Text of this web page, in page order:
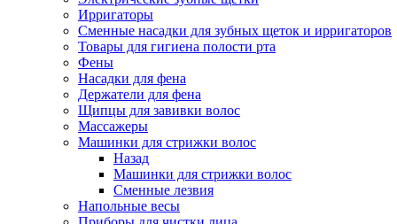
Ирригаторы
Сменные насадки для зубных щеток и ирригаторов
Товары для гигиена полости рта
Фены
Насадки для фена
Держатели для фена
Щипцы для завивки волос
Массажеры
Машинки для стрижки волос
Назад
Машинки для стрижки волос
Сменные лезвия
Напольные весы